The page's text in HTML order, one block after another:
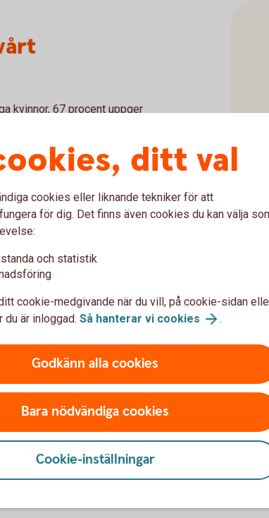
kvinnor, 67 procent uppger
Influensers har blivit allt
visat ha en stark förmåga
Fråga dig själv nästa
- är detta något jag ville ha
som jag kommer ånga i
verkligen värd att
ångar.
Ett par skor för 300
ett par gånger blir det en
Försök att fundera på om
marknadsföring, säger Julia
Vi
ditt val
cookies eller liknande tekniker för att
för dig. Det finns även cookies du kan välja
och statistik
cookie-medgivande när du vill, på cookie-sidan
du är inloggad. Så hanterar vi cookies .
Godkänn alla cookies
Bara nödvändiga cookies
Cookie-inställningar